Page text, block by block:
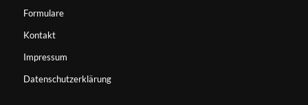
Formulare
Kontakt
Impressum
Datenschutzerklärung